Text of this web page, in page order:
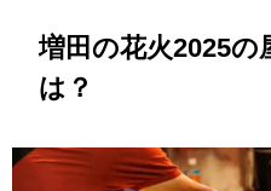
増田の花火2025の
は？